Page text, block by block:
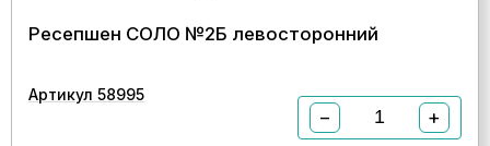
Ресепшен СОЛО №2Б левосторонний
Артикул 58995
− +